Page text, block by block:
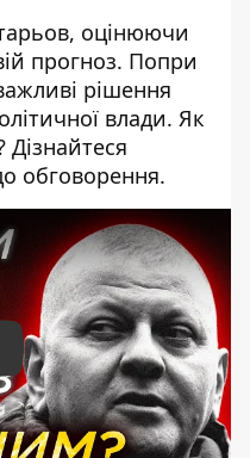
оцінюючи
прогноз. Попри
рішення
влади. Як
Дізнайтеся
обговорення.